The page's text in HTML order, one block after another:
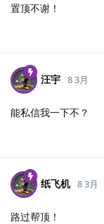
置顶不谢！
汪宇 8 3月
能私信我一下不？
纸飞机 8 3月
路过帮顶！